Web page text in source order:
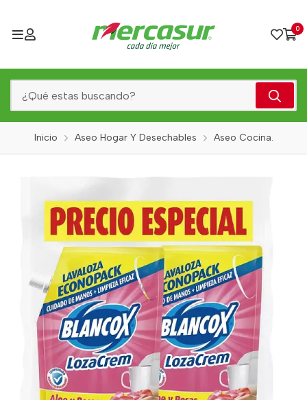
0
Inicio Aseo Hogar Y Desechables Aseo Cocina.